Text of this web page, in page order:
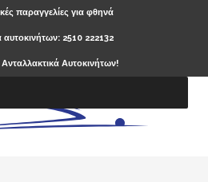
παραγγελίες για φθηνά
αυτοκινήτων: 2510 222132
Αυτοκινήτων!